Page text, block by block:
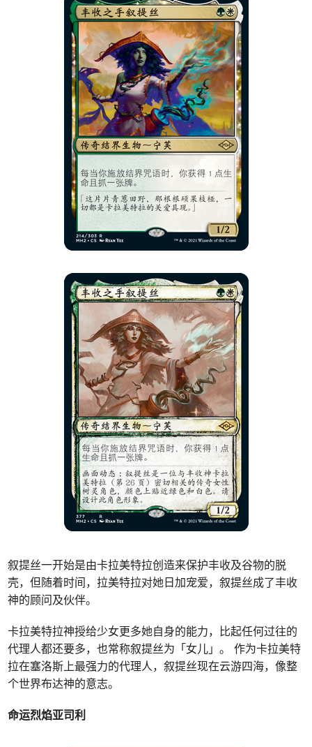
叙提丝一开始是由卡拉美特拉创造来保护丰收及谷物的脱
壳，但随着时间，拉美特拉对她日加宠爱，叙提丝成了丰收
神的顾问及伙伴。
卡拉美特拉神授给少女更多她自身的能力，比起任何过往的
代理人都还要多，也常称叙提丝为「女儿」。 作为卡拉美特
拉在塞洛斯上最强力的代理人，叙提丝现在云游四海，像整
个世界布达神的意志。
命运烈焰亚司利